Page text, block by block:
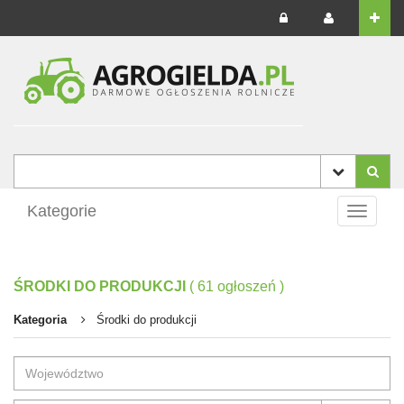
Toggle
Kategorie
ŚRODKI DO PRODUKCJI ( 61 ogłoszeń )
Kategoria Środki do produkcji